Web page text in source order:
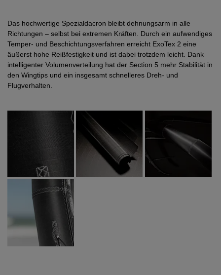
Das hochwertige Spezialdacron bleibt dehnungsarm in alle
Richtungen – selbst bei extremen Kräften. Durch ein aufwendiges
Temper- und Beschichtungsverfahren erreicht ExoTex 2 eine
äußerst hohe Reißfestigkeit und ist dabei trotzdem leicht. Dank
intelligenter Volumenverteilung hat der Section 5 mehr Stabilität in
den Wingtips und ein insgesamt schnelleres Dreh- und
Flugverhalten.